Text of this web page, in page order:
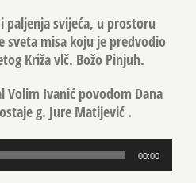
paljenja svijeća, u prostoru
sveta misa koju je predvodio
Križa vlč. Božo Pinjuh.
Volim Ivanić povodom Dana
g. Jure Matijević .
00:00